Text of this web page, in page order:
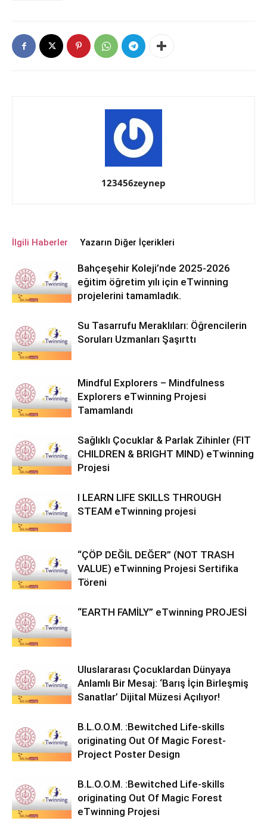
123456zeynep
İlgili Haberler Yazarın Diğer İçerikleri
Bahçeşehir Koleji’nde 2025-2026
eğitim öğretim yılı için eTwinning
projelerini tamamladık.
Su Tasarrufu Meraklıları: Öğrencilerin
Soruları Uzmanları Şaşırttı
Mindful Explorers – Mindfulness
Explorers eTwinning Projesi
Tamamlandı
Sağlıklı Çocuklar & Parlak Zihinler (FIT
CHILDREN & BRIGHT MIND) eTwinning
Projesi
I LEARN LIFE SKILLS THROUGH
STEAM eTwinning projesi
“ÇÖP DEĞİL DEĞER” (NOT TRASH
VALUE) eTwinning Projesi Sertifika
Töreni
“EARTH FAMİLY” eTwinning PROJESİ
Uluslararası Çocuklardan Dünyaya
Anlamlı Bir Mesaj: ‘Barış İçin Birleşmiş
Sanatlar’ Dijital Müzesi Açılıyor!
B.L.O.O.M. :Bewitched Life-skills
originating Out Of Magic Forest-
Project Poster Design
B.L.O.O.M. :Bewitched Life-skills
originating Out Of Magic Forest
eTwinning Projesi